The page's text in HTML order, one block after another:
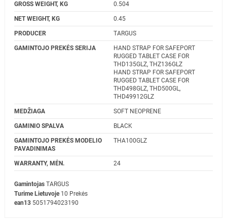
GROSS WEIGHT, KG 0.504
NET WEIGHT, KG 0.45
PRODUCER TARGUS
GAMINTOJO PREKĖS SERIJA
HAND STRAP FOR SAFEPORT
RUGGED TABLET CASE FOR
THD135GLZ, THZ136GLZ
HAND STRAP FOR SAFEPORT
RUGGED TABLET CASE FOR
THD498GLZ, THD500GL,
THD49912GLZ
MEDŽIAGA SOFT NEOPRENE
GAMINIO SPALVA BLACK
GAMINTOJO PREKĖS MODELIO
PAVADINIMAS
THA100GLZ
WARRANTY, MĖN. 24
Gamintojas TARGUS
Turime Lietuvoje 10 Prekės
ean13 5051794023190